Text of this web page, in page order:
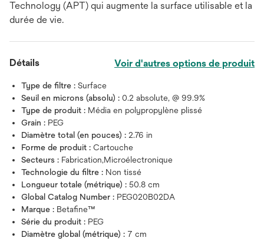
Technology (APT) qui augmente la surface utilisable et la
durée de vie.
Détails Voir d'autres options de produit
Type de filtre : Surface
Seuil en microns (absolu) : 0.2 absolute, @ 99.9%
Type de produit : Média en polypropylène plissé
Grain : PEG
Diamètre total (en pouces) : 2.76 in
Forme de produit : Cartouche
Secteurs : Fabrication,Microélectronique
Technologie du filtre : Non tissé
Longueur totale (métrique) : 50.8 cm
Global Catalog Number : PEG020B02DA
Marque : Betafine™
Série du produit : PEG
Diamètre global (métrique) : 7 cm